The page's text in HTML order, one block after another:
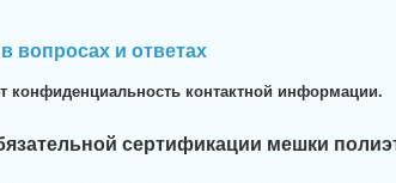
вопросах и ответах
конфиденциальность контактной информации.
сертификации мешки